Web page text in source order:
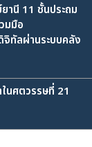
านี 11 ชั้นประถม
มมือ
ทัลผ่านระบบคลัง
นศตวรรษที่ 21